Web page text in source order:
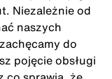
Niezależnie od
naszych
do
pojęcie obsługi